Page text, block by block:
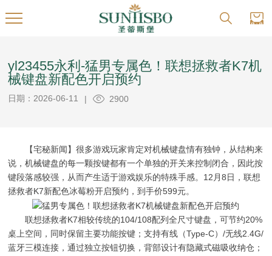
yl23455永利-猛男专属色！联想拯救者K7机
械键盘新配色开启预约
日期：2026-06-11 | 2900
【宅秘新闻】很多游戏玩家肯定对机械键盘情有独钟，从结构来
说，机械键盘的每一颗按键都有一个单独的开关来控制闭合，因此按
键段落感较强，从而产生适于游戏娱乐的特殊手感。12月8日，联想
拯救者K7新配色冰莓粉开启预约，到手价599元。
联想拯救者K7相较传统的104/108配列全尺寸键盘，可节约20%
桌上空间，同时保留主要功能按键；支持有线（Type-C）/无线2.4G/
蓝牙三模连接，通过独立按钮切换，背部设计有隐藏式磁吸收纳仓；